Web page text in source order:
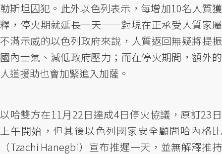
勒斯坦囚犯。此外以色列表示，每增加10名人質獲
釋，停火期就延長一天——對現在正承受人質家屬
不滿示威的以色列政府來說，人質返回無疑將提振
國內士氣、減低政府壓力；而在停火期間，額外的
人道援助也會加緊進入加薩。
以哈雙方在11月22日達成4日停火協議，原訂23日
上午開始，但其後以色列國家安全顧問哈內格比
（Tzachi Hanegbi）宣布推遲一天，並無解釋推持